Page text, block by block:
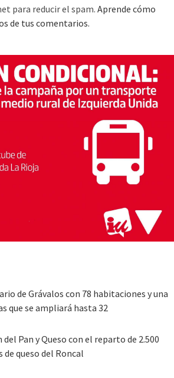
para reducir el spam. Aprende cómo
de tus comentarios.
de Grávalos con 78 habitaciones y una
que se ampliará hasta 32
Pan y Queso con el reparto de 2.500
queso del Roncal